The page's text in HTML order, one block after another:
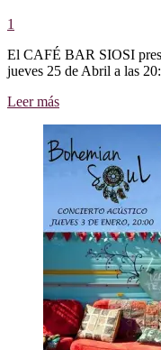
1
El CAFÉ BAR SIOSI
jueves 25 de Abril a las
Leer másLeer
Concierto
gratuito
Bohemian
Soul
en
el
SIOSI
en
Bilbao